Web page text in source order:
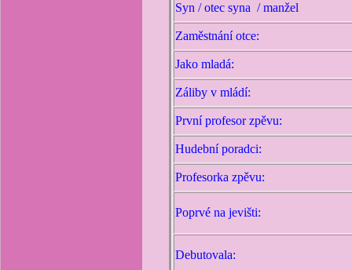
Syn / otec syna / manžel
Zaměstnání otce:
Jako mladá:
Záliby v mládí:
První profesor zpěvu:
Hudební poradci:
Profesorka zpěvu:
Poprvé na jevišti:
Debutovala: